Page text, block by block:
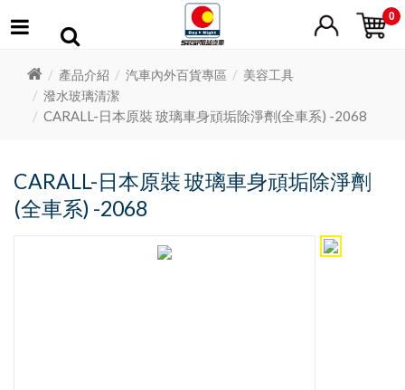
0
產品介紹 汽車內外百貨專區
美容工具
潑水玻璃清潔
CARALL-日本原裝 玻璃車身頑垢除淨劑(全車系) -2068
CARALL-日本原裝 玻璃車身頑垢除淨劑
(全車系) -2068